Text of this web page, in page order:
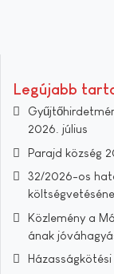
Legújabb
2026. július
Parajd község
32/2026-os
Közlemény a
ának